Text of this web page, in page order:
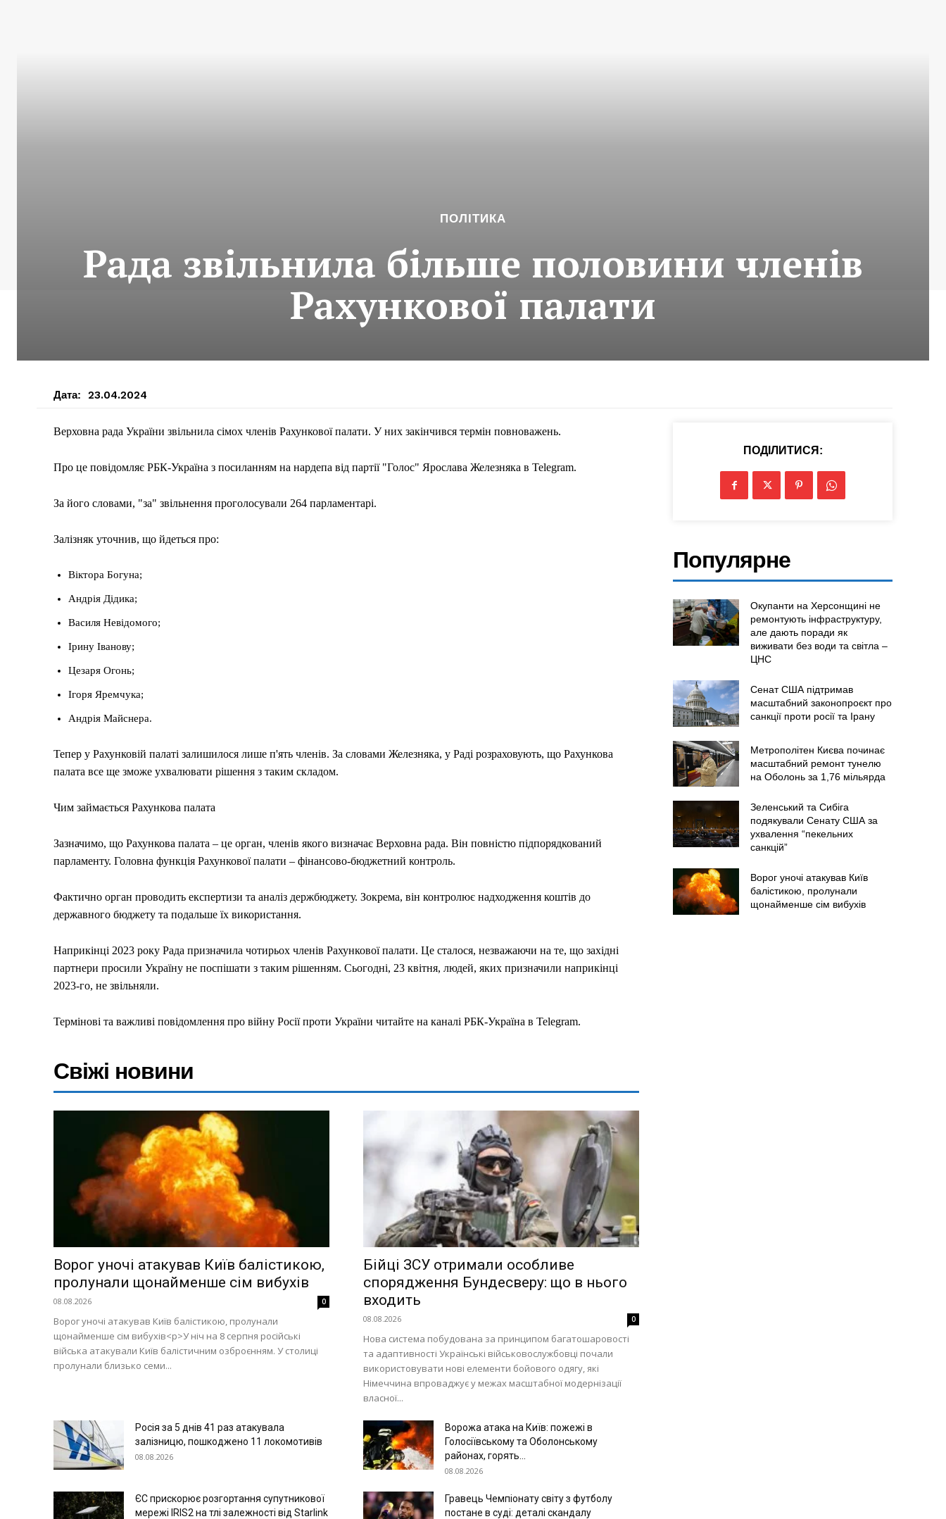
Київ
Технології
Війна
ПОЛІТИКА
Рада звільнила більше половини членів
Рахункової палати
Дата: 23.04.2024
Верховна рада України звільнила сімох членів Рахункової палати. У них закінчився термін повноважень.
Про це повідомляє РБК-Україна з посиланням на нардепа від партії "Голос" Ярослава Железняка в Telegram.
За його словами, "за" звільнення проголосували 264 парламентарі.
Залізняк уточнив, що йдеться про:
Віктора Богуна;
Андрія Дідика;
Василя Невідомого;
Ірину Іванову;
Цезаря Огонь;
Ігоря Яремчука;
Андрія Майснера.
Тепер у Рахунковій палаті залишилося лише п'ять членів. За словами Железняка, у Раді розраховують, що Рахункова
палата все ще зможе ухвалювати рішення з таким складом.
Чим займається Рахункова палата
Зазначимо, що Рахункова палата – це орган, членів якого визначає Верховна рада. Він повністю підпорядкований
парламенту. Головна функція Рахункової палати – фінансово-бюджетний контроль.
Фактично орган проводить експертизи та аналіз держбюджету. Зокрема, він контролює надходження коштів до
державного бюджету та подальше їх використання.
Наприкінці 2023 року Рада призначила чотирьох членів Рахункової палати. Це сталося, незважаючи на те, що західні
партнери просили Україну не поспішати з таким рішенням. Сьогодні, 23 квітня, людей, яких призначили наприкінці
2023-го, не звільняли.
Термінові та важливі повідомлення про війну Росії проти України читайте на каналі РБК-Україна в Telegram.
Свіжі новини
Ворог уночі атакував Київ балістикою,
пролунали щонайменше сім вибухів
08.08.2026 0
Ворог уночі атакував Київ балістикою, пролунали
щонайменше сім вибухів<p>У ніч на 8 серпня російські
війська атакували Київ балістичним озброєнням. У столиці
пролунали близько семи...
Бійці ЗСУ отримали особливе
спорядження Бундесверу: що в нього
входить
08.08.2026 0
Нова система побудована за принципом багатошаровості
та адаптивності Українські військовослужбовці почали
використовувати нові елементи бойового одягу, які
Німеччина впроваджує у межах масштабної модернізації
власної...
Росія за 5 днів 41 раз атакувала
залізницю, пошкоджено 11 локомотивів
08.08.2026
Ворожа атака на Київ: пожежі в
Голосіївському та Оболонському
районах, горять...
08.08.2026
ЄС прискорює розгортання супутникової
мережі IRIS2 на тлі залежності від Starlink
Гравець Чемпіонату світу з футболу
постане в суді: деталі скандалу
ПОДІЛИТИСЯ:
Популярне
Окупанти на Херсонщині не
ремонтують інфраструктуру,
але дають поради як
виживати без води та світла –
ЦНС
Сенат США підтримав
масштабний законопроєкт про
санкції проти росії та Ірану
Метрополітен Києва починає
масштабний ремонт тунелю
на Оболонь за 1,76 мільярда
Зеленський та Сибіга
подякували Сенату США за
ухвалення “пекельних
санкцій”
Ворог уночі атакував Київ
балістикою, пролунали
щонайменше сім вибухів